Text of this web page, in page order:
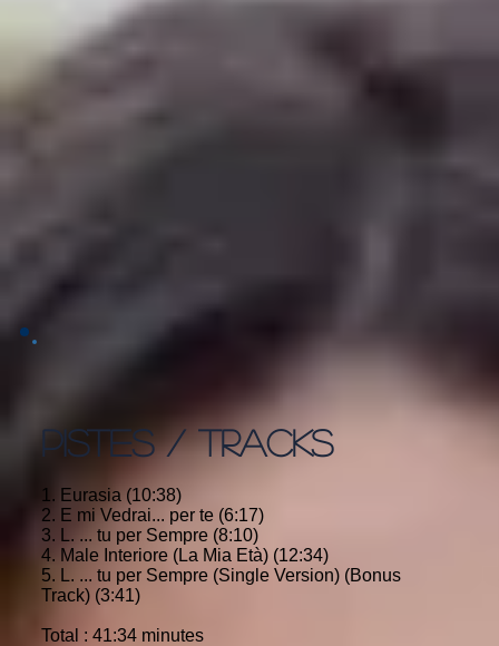
PISTES / TRACKS
1. Eurasia (10:38)
2. E mi Vedrai... per te (6:17)
3. L. ... tu per Sempre (8:10)
4. Male Interiore (La Mia Età) (12:34)
5. L. ... tu per Sempre (Single Version) (Bonus
Track) (3:41)
Total : 41:34 minutes